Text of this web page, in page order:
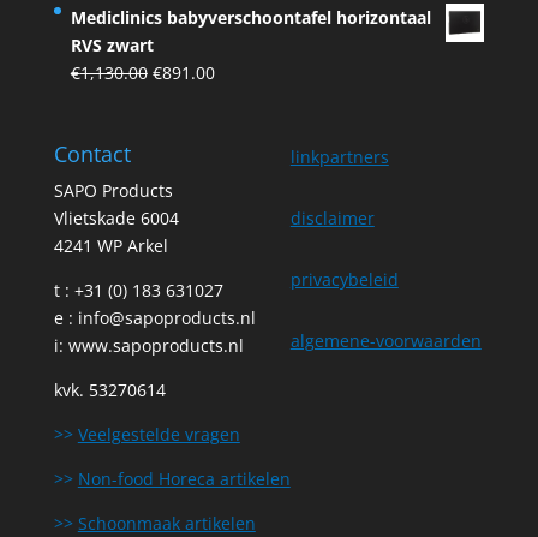
was:
€44.24.
is:
Mediclinics babyverschoontafel horizontaal
RVS zwart
€1,130.00 Original
€891.00Current
Contact
SAPO Products
Vlietskade 6004
4241 WP Arkel
t : +31 (0) 183 631027
e : info@sapoproducts.nl
i: www.sapoproducts.nl
kvk. 53270614
>> Veelgestelde vragen
>> Non-food Horeca artikelen
>> Schoonmaak artikelen
linkpartners
disclaimer
privacybeleid
algemene-voorwaarden